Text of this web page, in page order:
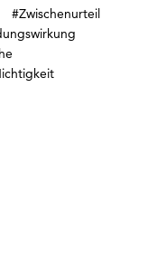
#Zwischenurteil